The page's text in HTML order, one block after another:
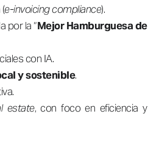
(e-invoicing compliance).
por la “Mejor Hamburguesa de
con IA.
y sostenible.
estate, con foco en eficiencia y